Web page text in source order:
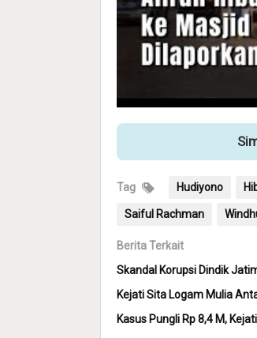
Tag Hudiyono
Saiful Rachman
Berita Terkait
Skandal Korupsi Dindik
Kejati Sita Logam Mulia
Kasus Pungli Rp 8,4 M,